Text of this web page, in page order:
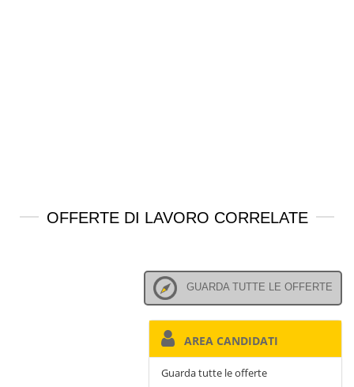
OFFERTE DI LAVORO CORRELATE
GUARDA TUTTE LE OFFERTE
AREA CANDIDATI
Guarda tutte le offerte